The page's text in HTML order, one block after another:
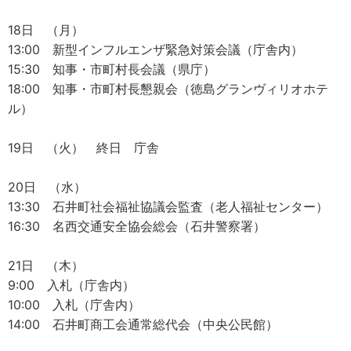
18日 （月）
13:00 新型インフルエンザ緊急対策会議（庁舎内）
15:30 知事・市町村長会議（県庁）
18:00 知事・市町村長懇親会（徳島グランヴィリオホテ
ル）
19日 （火） 終日 庁舎
20日 （水）
13:30 石井町社会福祉協議会監査（老人福祉センター）
16:30 名西交通安全協会総会（石井警察署）
21日 （木）
9:00 入札（庁舎内）
10:00 入札（庁舎内）
14:00 石井町商工会通常総代会（中央公民館）